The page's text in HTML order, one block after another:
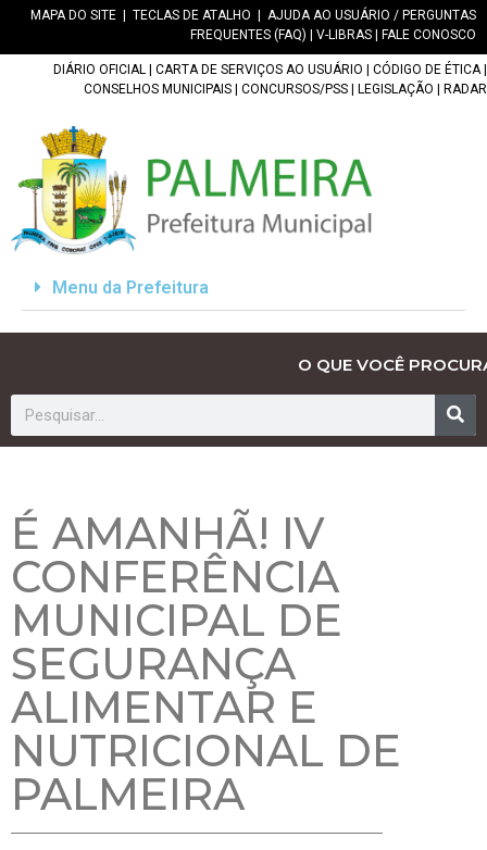
MAPA DO SITE TECLAS DE ATALHO
AJUDA AO USUÁRIO / PERGUNTAS
FREQUENTES (FAQ)
V-LIBRAS FALE CONOSCO
DIÁRIO OFICIAL CARTA DE SERVIÇOS AO USUÁRIO CÓDIGO DE ÉTICA|
CONSELHOS MUNICIPAIS
CONCURSOS/PSS LEGISLAÇÃO RADAR
Menu da Prefeitura
O QUE VOCÊ
É AMANHÃ! IV
CONFERÊNCIA
MUNICIPAL DE
SEGURANÇA
ALIMENTAR E
NUTRICIONAL DE
PALMEIRA